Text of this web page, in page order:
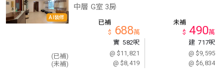
AI裝修
(已補)
(未補)
中層 G室 3房
實 582呎
@ $11,821
@ $8,419
建 717呎
@ $9,595
@ $6,834
已補
$ 688萬
未補
$ 490萬